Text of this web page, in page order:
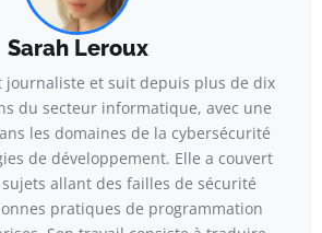
Sarah Leroux
journaliste et suit depuis plus de dix
du secteur informatique, avec une
les domaines de la cybersécurité
de développement. Elle a couvert
allant des failles de sécurité
pratiques de programmation